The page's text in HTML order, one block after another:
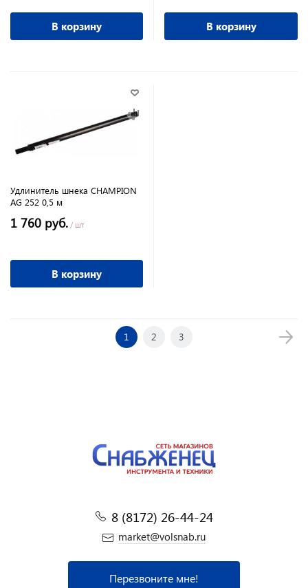
В корзину В корзину
Удлинитель шнека CHAMPION
AG 252 0,5 м
1 760 руб. / шт
В корзину
1 2 3
8 (8172) 26-44-24
market@volsnab.ru
Перезвоните мне!